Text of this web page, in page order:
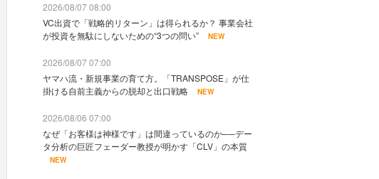
2026/08/07 08:00
VC出資で「戦略的リターン」は得られるか？ 事業会社
が投資を無駄にしないための“3つの問い”
NEW
2026/08/07 07:00
ヤマハ流・新規事業の育て方。「TRANSPOSE」が仕
掛ける自前主義からの脱却と出口戦略
NEW
2026/08/06 07:00
なぜ「お客様は神様です」は間違っているのか──デー
タ分析の巨匠フェーダー教授が明かす「CLV」の本質
NEW